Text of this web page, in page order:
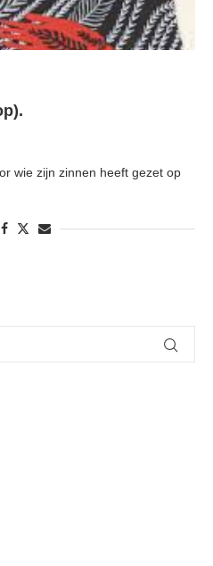
wie zijn zinnen heeft gezet op